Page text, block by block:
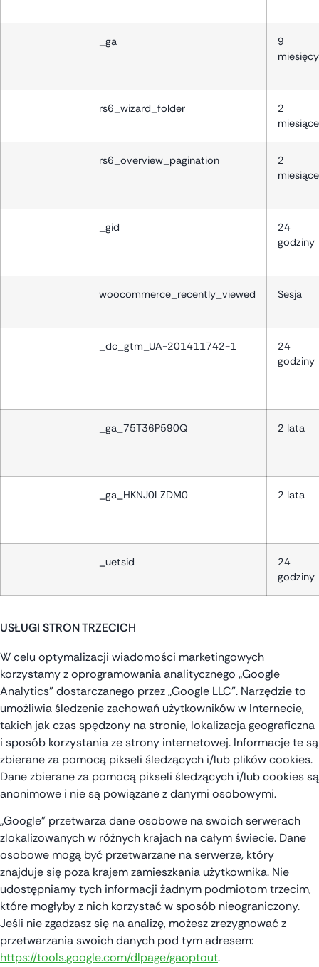
_ga
9
miesięcy
rs6_wizard_folder
2
miesiące
rs6_overview_pagination
2
miesiące
_gid
24
godziny
woocommerce_recently_viewed Sesja
_dc_gtm_UA-201411742-1
24
godziny
_ga_75T36P590Q 2 lata
_ga_HKNJ0LZDM0 2 lata
_uetsid
24
godziny
USŁUGI STRON TRZECICH
W celu optymalizacji wiadomości marketingowych
korzystamy z oprogramowania analitycznego „Google
Analytics” dostarczanego przez „Google LLC”. Narzędzie to
umożliwia śledzenie zachowań użytkowników w Internecie,
takich jak czas spędzony na stronie, lokalizacja geograficzna
i sposób korzystania ze strony internetowej. Informacje te są
zbierane za pomocą pikseli śledzących i/lub plików cookies.
Dane zbierane za pomocą pikseli śledzących i/lub cookies są
anonimowe i nie są powiązane z danymi osobowymi.
„Google” przetwarza dane osobowe na swoich serwerach
zlokalizowanych w różnych krajach na całym świecie. Dane
osobowe mogą być przetwarzane na serwerze, który
znajduje się poza krajem zamieszkania użytkownika. Nie
udostępniamy tych informacji żadnym podmiotom trzecim,
które mogłyby z nich korzystać w sposób nieograniczony.
Jeśli nie zgadzasz się na analizę, możesz zrezygnować z
przetwarzania swoich danych pod tym adresem:
https://tools.google.com/dlpage/gaoptout.